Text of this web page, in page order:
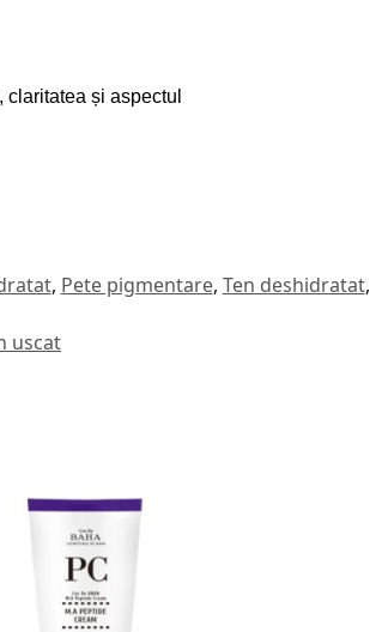
și aspectul
, Pete pigmentare, Ten deshidratat,
uscat